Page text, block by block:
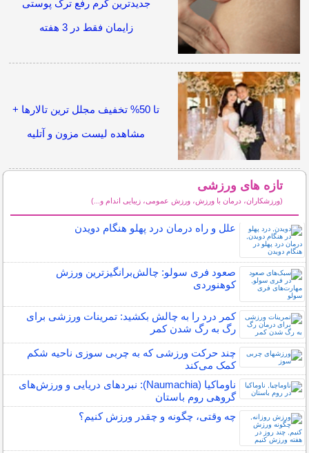
جدیدترین کرم رفع ترک پوستی
زایمان فقط در 3 هفته
تا 50% تخفیف مجلل ترین تالارها +
مشاهده لیست مزون و آتلیه
تازه های ورزشی
(ورزشکاران، درمان با ورزش، ورزش عمومی، زیبایی اندام و...)
علل و راه درمان درد پهلو هنگام دویدن
صعود فری سولو: چالش‌برانگیزترین ورزش
کوهنوردی
کمر درد را به چالش بکشید: تمرینات ورزشی برای
رگ به رگ شدن کمر
چند حرکت ورزشی که به چربی سوزی ناحیه شکم
کمک می‌کند
ناوماکیا (Naumachia): نبردهای دریایی و ورزش‌های
گروهی روم باستان
چه وقتی، چگونه و چقدر ورزش کنیم؟